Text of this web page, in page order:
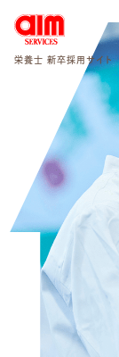
栄養士 新卒採用サイト